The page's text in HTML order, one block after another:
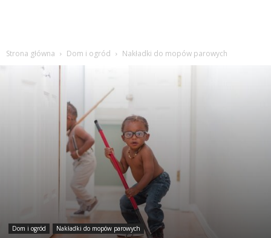
Strona główna Dom i ogród Nakładki do mopów parowych
Dom i ogród Nakładki do mopów parowych